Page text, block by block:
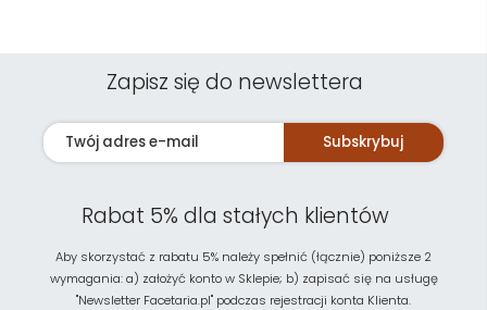
Zapisz się do newslettera
Subskrybuj
Rabat 5% dla stałych klientów
Aby skorzystać z rabatu 5% należy spełnić (łącznie) poniższe 2
wymagania: a) założyć konto w Sklepie; b) zapisać się na usługę
"Newsletter Facetaria.pl" podczas rejestracji konta Klienta.